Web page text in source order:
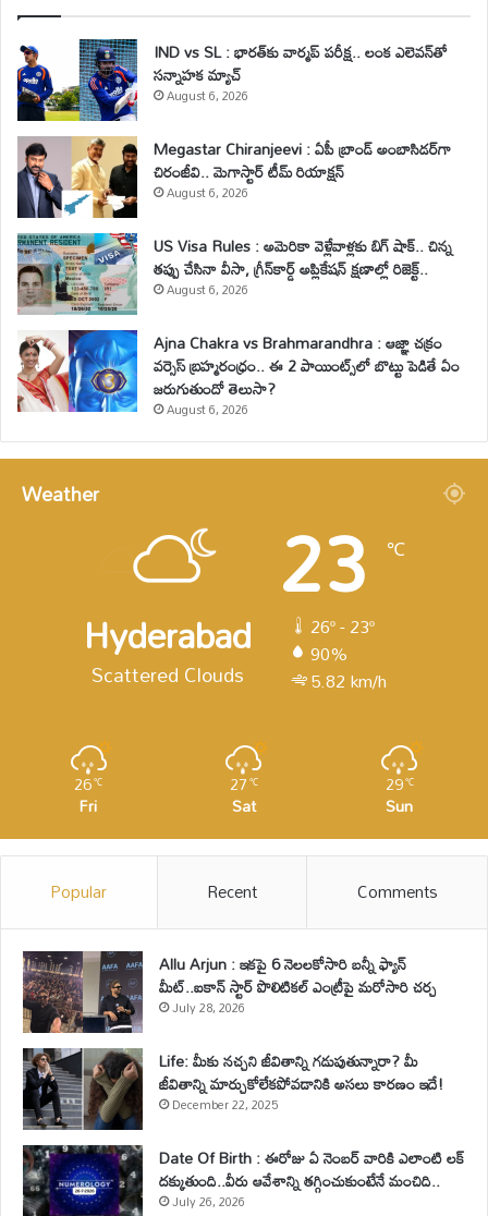
IND vs SL : భారత్‌కు వార్మప్ పరీక్ష.. లంక ఎలెవన్‌తో
సన్నాహక మ్యాచ్
August 6, 2026
Megastar Chiranjeevi : ఏపీ బ్రాండ్ అంబాసిడర్‌గా
చిరంజీవి.. మెగాస్టార్ టీమ్ రియాక్షన్
August 6, 2026
US Visa Rules : అమెరికా వెళ్లేవాళ్లకు బిగ్ షాక్.. చిన్న
తప్పు చేసినా వీసా, గ్రీన్‌కార్డ్ అప్లికేషన్ క్షణాల్లో రిజెక్ట్..
August 6, 2026
Ajna Chakra vs Brahmarandhra : ఆజ్ఞా చక్రం
వర్సెస్ బ్రహ్మరంధ్రం.. ఈ 2 పాయింట్స్‌లో బొట్టు పెడితే ఏం
జరుగుతుందో తెలుసా?
August 6, 2026
Weather
Hyderabad
Scattered Clouds
23 ℃
26º - 23º
90%
5.82 km/h
26℃
Fri
27℃
Sat
29℃
Sun
Popular Recent Comments
Allu Arjun : ఇకపై 6 నెలలకోసారి బన్నీ ఫ్యాన్
మీట్..ఐకాన్ స్టార్ పొలిటికల్ ఎంట్రీపై మరోసారి చర్చ
July 28, 2026
Life: మీకు నచ్చని జీవితాన్ని గడుపుతున్నారా? మీ
జీవితాన్ని మార్చుకోలేకపోవడానికి అసలు కారణం ఇదే!
December 22, 2025
Date Of Birth : ఈరోజు ఏ నెంబర్ వారికి ఎలాంటి లక్
దక్కుతుంది..వీరు ఆవేశాన్ని తగ్గించుకుంటేనే మంచిది..
July 26, 2026